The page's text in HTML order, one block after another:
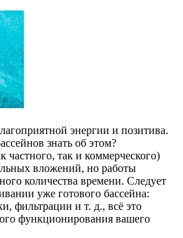
энергии и позитива.
знать об этом?
частного, так и коммерческого)
вложений, но работы
количества времени. Следует
уже готового бассейна:
фильтрации и т. д., всё это
функционирования вашего